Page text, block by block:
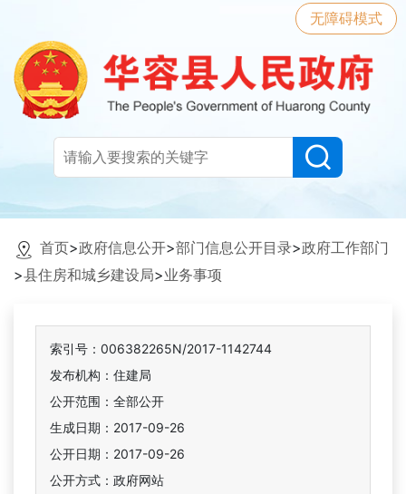
无障碍模式
首页>政府信息公开>部门信息公开目录>政府工作部门
>县住房和城乡建设局>业务事项
索引号：006382265N/2017-1142744
发布机构：住建局
公开范围：全部公开
生成日期：2017-09-26
公开日期：2017-09-26
公开方式：政府网站